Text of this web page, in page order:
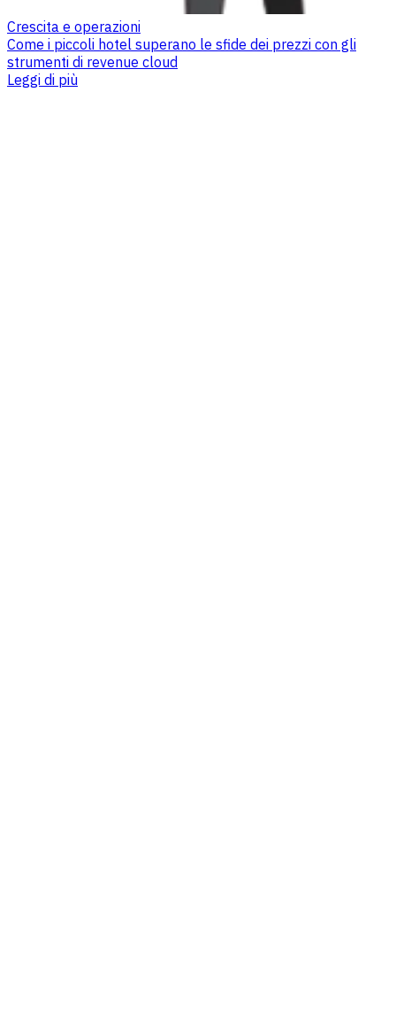
Crescita e operazioni
Come i piccoli hotel superano le sfide dei prezzi con gli
strumenti di revenue cloud
Leggi di più